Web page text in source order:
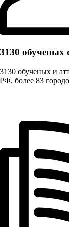
3130 обученых
3130 обученых и
РФ, более 83